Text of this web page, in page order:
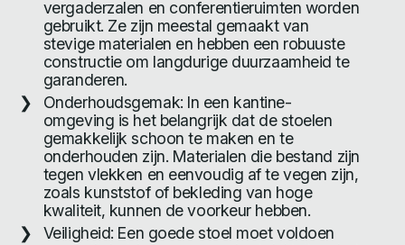
vergaderzalen en conferentieruimten worden
gebruikt. Ze zijn meestal gemaakt van
stevige materialen en hebben een robuuste
constructie om langdurige duurzaamheid te
garanderen.
Onderhoudsgemak: In een kantine-
omgeving is het belangrijk dat de stoelen
gemakkelijk schoon te maken en te
onderhouden zijn. Materialen die bestand zijn
tegen vlekken en eenvoudig af te vegen zijn,
zoals kunststof of bekleding van hoge
kwaliteit, kunnen de voorkeur hebben.
Veiligheid: Een goede stoel moet voldoen